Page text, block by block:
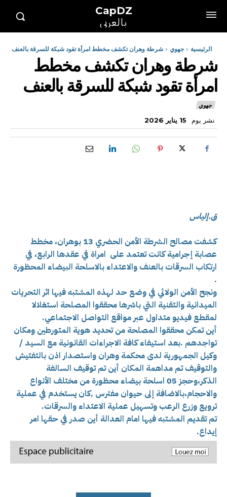
CapDZ
بالعربي
الرئيسية جهوي شرطة وهران تكشف مخطط امرأة تقود شبكة للسرقة بالعنف
شرطة وهران تكشف مخطط
امرأة تقود شبكة للسرقة بالعنف
جهوي
نشر يوم 15 يناير 2026
ق.إلياس
كشفت مصالح الشرطة الأمن الحضري 13 بوهران، مخطط
عصابة إجرامية كانت تعتمد على امراة في عقدها الرابع، في
ارتكاب السرقات بالعنف والاعتداء بالاسلحة البيضاء المحظورة
.
ونجح الأمن الولائي في وضع حد لهذه المشتبه فيها اثر التحريات
الميدانية والتقنية التي باشرها محققوا المصلحة استغلالا
لمقطع فيديو متداول عبر مواقع التواصل الاجتماعي.
أين تمكن محققوا المصلحة من تحديد هوية المتورطين ومكان
تواجدهم .بعد استيفاء كافة الاجراءات القانونية مع السيد /
وكيل الجمهورية لدى محكمة وهران واستصدار اذن بالتفتيش
والتوقيف تم مداهمة المكان أين تم توقيف السالفة
الذكر،وحجز 05 اسلحة بيضاء محظورة من مختلف الأنواع
والاحجام،بالاضافة إلى حيوان مفترس ,كان يستخدم في عملية
ترويع وزرع الرعب وتسهيل عملية الاعتداء والسرقات.
تم تقديم المشتبه فيها امام العدالة أين صدر في حقها امر
إيداع.